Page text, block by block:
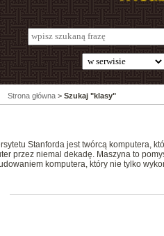
Strona główna > Szukaj "klasy"
Stanforda jest twórcą komputera,
przez niemal dekadę. Maszyna to
komputera, który nie tylko